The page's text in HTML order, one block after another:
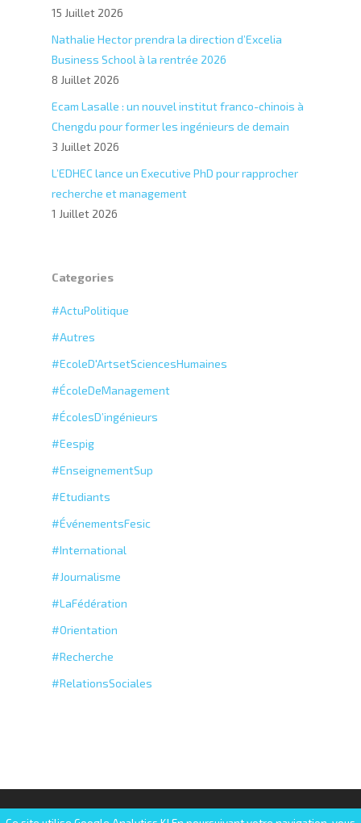
15 Juillet 2026
Nathalie Hector prendra la direction d’Excelia
Business School à la rentrée 2026
8 Juillet 2026
Ecam Lasalle : un nouvel institut franco-chinois à
Chengdu pour former les ingénieurs de demain
3 Juillet 2026
L’EDHEC lance un Executive PhD pour rapprocher
recherche et management
1 Juillet 2026
Categories
#ActuPolitique
#Autres
#EcoleD'ArtsetSciencesHumaines
#ÉcoleDeManagement
#ÉcolesD’ingénieurs
#Eespig
#EnseignementSup
#Etudiants
#ÉvénementsFesic
#International
#Journalisme
#LaFédération
#Orientation
#Recherche
#RelationsSociales
© 2025 FESIC | Fédération des établissements